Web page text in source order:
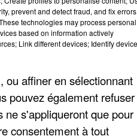
dénoncé
invoqué
salariés
prevent and detect fraud, and fix
technologies may process personal
based on information actively
Link different devices; Identify
ou affiner en sélectionnant
pouvez également refuser
ne s'appliqueront que pour
consentement à tout